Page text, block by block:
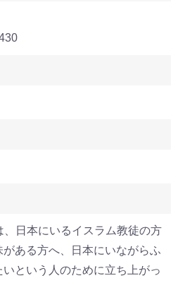
、日本にいるイスラム教徒の方
ある方へ、日本にいながらふ
という人のために立ち上がっ